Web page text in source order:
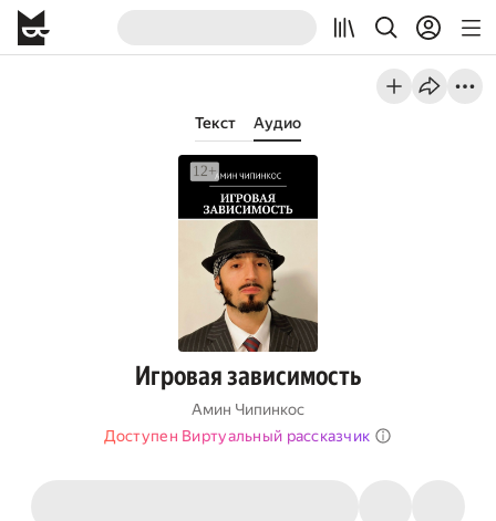
Текст Аудио
Игровая зависимость
Амин Чипинкос
Доступен Виртуальный рассказчик